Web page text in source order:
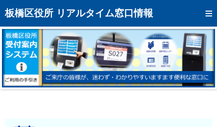
板橋区役所 リアルタイム窓口情報
トップページへ
混雑予想カレンダー
リアルタイム混雑状況
リアルタイム受付番号状況
メール通知登録